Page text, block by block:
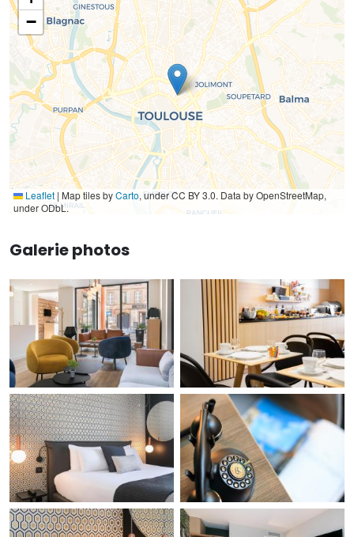
−
Leaflet | Map tiles byCarto, under CC BY 3.0. Data by OpenStreetMap,
under ODbL.
Galerie photos